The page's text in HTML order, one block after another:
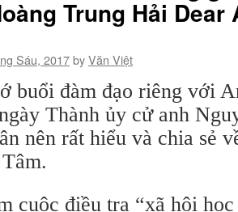
Trung Hải Dear
Sáu, 2017byVăn Việt
buổi đàm đạo riêng với
Thành ủy cử anh
nên rất hiểu và chia sẻ
cuộc điều tra “xã hội